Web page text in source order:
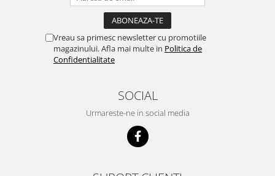
Vreau sa primesc newsletter cu promotiile
magazinului. Afla mai multe in Politica de
Confidentialitate
SOCIAL
Urmareste-ne in social media